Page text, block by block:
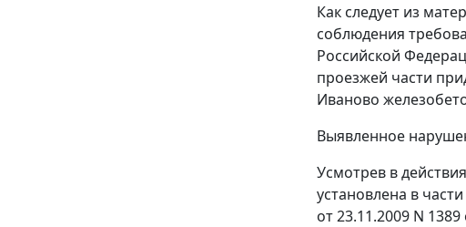
Как следует из
соблюдения
Российской
проезжей части
Иваново
Выявленное
Усмотрев в
установлена в
от 23.11.2009 N